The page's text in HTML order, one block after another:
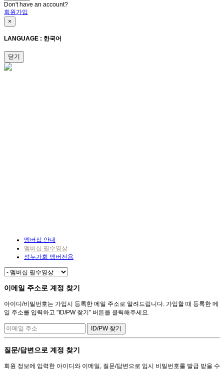
Don't have an account?
회원가입
×
LANGUAGE : 한국어
닫기
멤버십 안내
멤버십 필수영상
성누가회 멤버전용
이메일 주소로 계정 찾기
아이디/비밀번호는 가입시 등록한 메일 주소로 알려드립니다. 가입할 때 등록한 메
일 주소를 입력하고 "ID/PW 찾기" 버튼을 클릭해주세요.
질문/답변으로 계정 찾기
회원 정보에 입력한 아이디와 이메일, 질문/답변으로 임시 비밀번호를 발급 받을 수